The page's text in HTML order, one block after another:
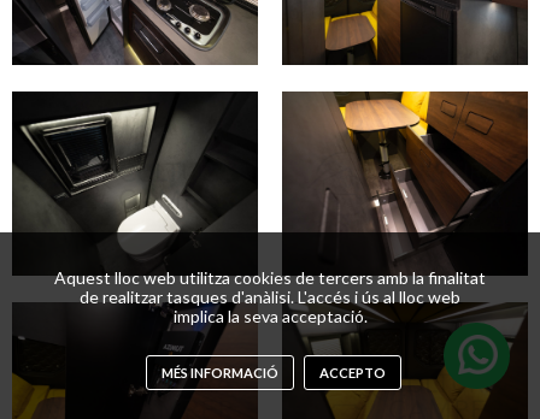
Aquest lloc web utilitza cookies de tercers amb la finalitat
de realitzar tasques d'anàlisi. L'accés i ús al lloc web
implica la seva acceptació.
MÉS INFORMACIÓ ACCEPTO